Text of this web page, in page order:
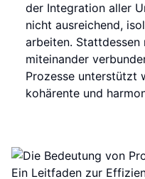
der Integration aller
nicht ausreichend,
arbeiten. Stattdessen
miteinander
Prozesse unterstützt
kohärente und